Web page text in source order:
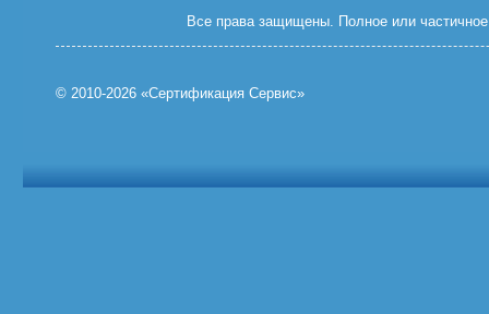
Все права защищены. Полное или частичное
© 2010-2026 «Сертификация Сервис»